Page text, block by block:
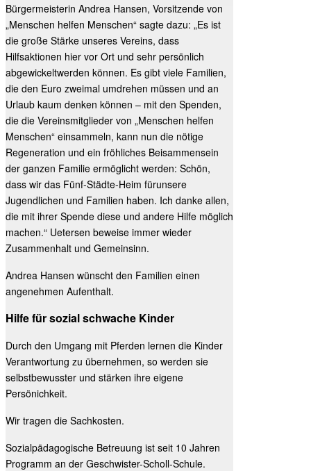
Bürgermeisterin Andrea Hansen, Vorsitzende von
„Menschen helfen Menschen“ sagte dazu: „Es ist
die große Stärke unseres Vereins, dass
Hilfsaktionen hier vor Ort und sehr persönlich
abgewickeltwerden können. Es gibt viele Familien,
die den Euro zweimal umdrehen müssen und an
Urlaub kaum denken können – mit den Spenden,
die die Vereinsmitglieder von „Menschen helfen
Menschen“ einsammeln, kann nun die nötige
Regeneration und ein fröhliches Beisammensein
der ganzen Familie ermöglicht werden: Schön,
dass wir das Fünf-Städte-Heim fürunsere
Jugendlichen und Familien haben. Ich danke allen,
die mit ihrer Spende diese und andere Hilfe möglich
machen.“ Uetersen beweise immer wieder
Zusammenhalt und Gemeinsinn.
Andrea Hansen wünscht den Familien einen
angenehmen Aufenthalt.
Hilfe für sozial schwache Kinder
Durch den Umgang mit Pferden lernen die Kinder
Verantwortung zu übernehmen, so werden sie
selbstbewusster und stärken ihre eigene
Persönichkeit.
Wir tragen die Sachkosten.
Sozialpädagogische Betreuung ist seit 10 Jahren
Programm an der Geschwister-Scholl-Schule.